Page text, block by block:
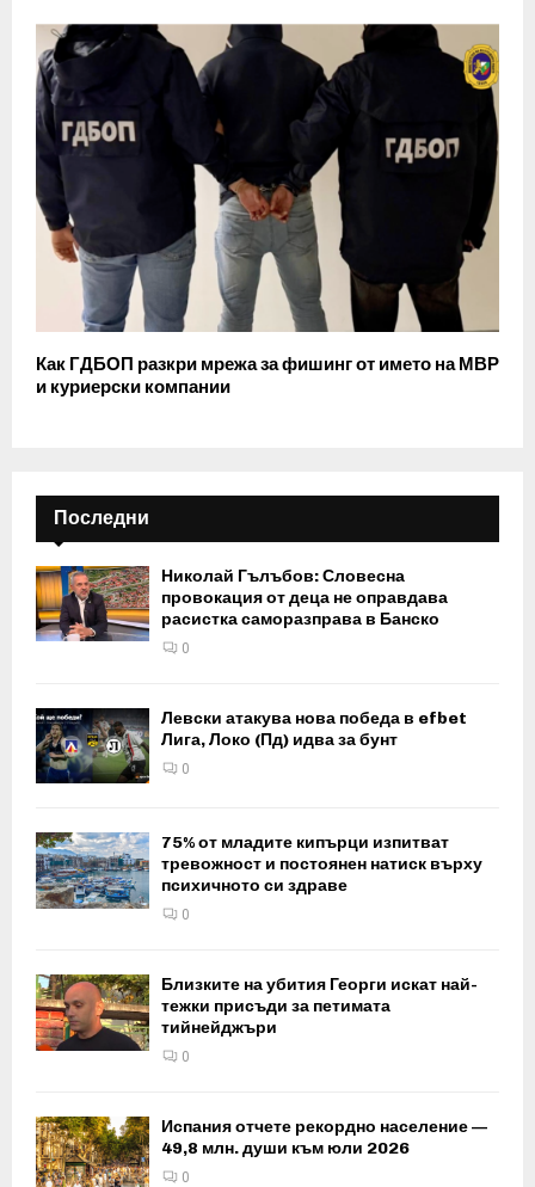
Как ГДБОП разкри мрежа за фишинг от името на МВР
и куриерски компании
Последни
Николай Гълъбов: Словесна
провокация от деца не оправдава
расистка саморазправа в Банско
0
Левски атакува нова победа в efbet
Лига, Локо (Пд) идва за бунт
0
75% от младите кипърци изпитват
тревожност и постоянен натиск върху
психичното си здраве
0
Близките на убития Георги искат най-
тежки присъди за петимата
тийнейджъри
0
Испания отчете рекордно население —
49,8 млн. души към юли 2026
0